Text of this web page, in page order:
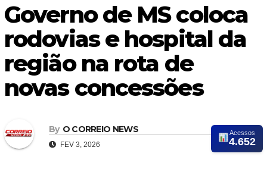
Governo de MS coloca
rodovias e hospital da
região na rota de
novas concessões
By O CORREIO NEWS
FEV 3, 2026
Acessos
4.652